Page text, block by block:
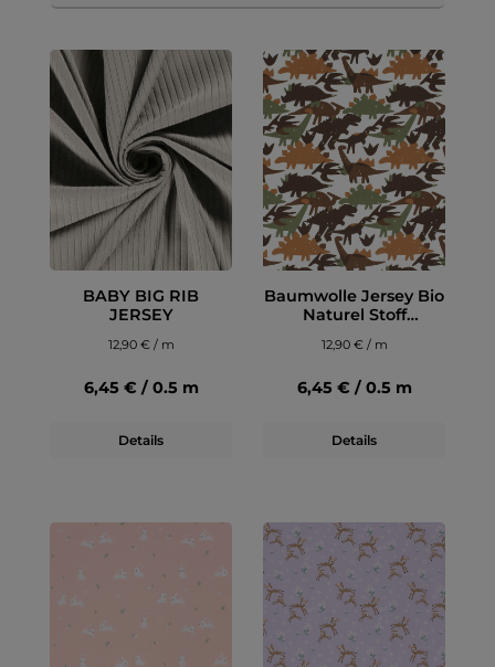
BABY BIG RIB
JERSEY
12,90 € / m
6,45 € / 0.5 m
Details
Baumwolle Jersey Bio
Naturel Stoff
bedruckt Dinosaurier
Wollweiß
12,90 € / m
6,45 € / 0.5 m
Details